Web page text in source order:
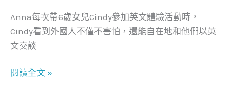
Anna每次帶6歲女兒Cindy參加英文體驗活動時，
Cindy看到外國人不僅不害怕，還能自在地和他們以英
文交談
經
驗
談
閱讀全文 »